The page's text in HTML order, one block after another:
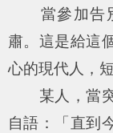
當參加告別
肅。這是給這
心的現代人，
某人，當突
自語：「直到